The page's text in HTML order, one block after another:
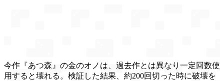
今作『あつ森』の金のオノは、過去作とは異なり一定回数使
用すると壊れる。検証した結果、約200回切った時に破壊を